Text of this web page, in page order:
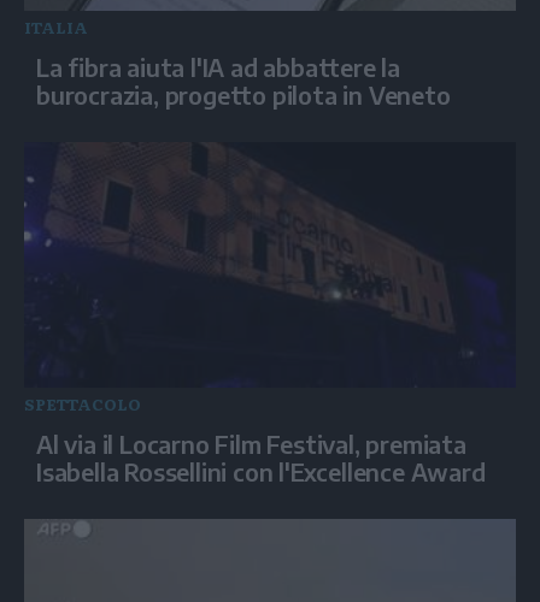
ITALIA
La fibra aiuta l'IA ad abbattere la
burocrazia, progetto pilota in Veneto
SPETTACOLO
Al via il Locarno Film Festival, premiata
Isabella Rossellini con l'Excellence Award